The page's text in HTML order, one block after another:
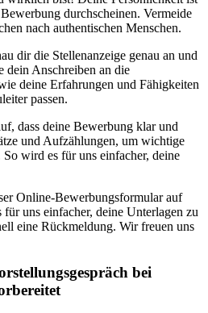
durchscheinen. Vermeide
nach authentischen Menschen.
dir die Stellenanzeige genau an und
dein Anschreiben an die
deine Erfahrungen und Fähigkeiten
passen.
dass deine Bewerbung klar und
und Aufzählungen, um wichtige
wird es für uns einfacher, deine
Online-Bewerbungsformular auf
für uns einfacher, deine Unterlagen zu
eine Rückmeldung. Wir freuen uns
bei